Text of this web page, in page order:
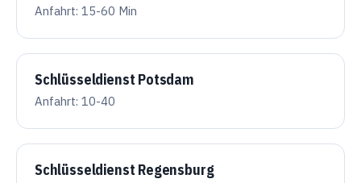
Anfahrt: 15-60 Min
Schlüsseldienst Potsdam
Anfahrt: 10-40
Schlüsseldienst Regensburg